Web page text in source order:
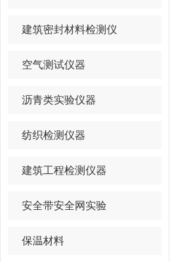
建筑密封材料检测仪
空气测试仪器
沥青类实验仪器
纺织检测仪器
建筑工程检测仪器
安全带安全网实验
保温材料